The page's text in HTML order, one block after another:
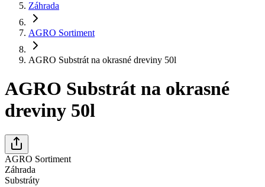
Záhrada
AGRO Sortiment
AGRO Substrát na okrasné dreviny 50l
AGRO Substrát na okrasné
dreviny 50l
AGRO Sortiment
Záhrada
Substráty